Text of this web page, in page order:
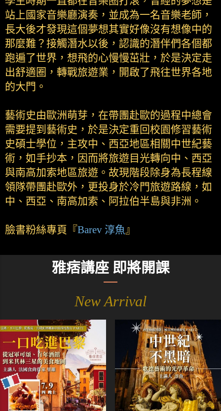
站上國家音樂廳演奏，並成為一名音樂老師，
長大後才發現這個夢想其實好像沒有想像中的
那麼難？接觸潛水以後，認識的潛伴們各個都
跑遍了世界，想飛的心慢慢茁壯，於是決定走
出舒適圈，轉戰旅遊業，開啟了飛往世界各地
的大門。
藝術史由歐洲萌芽，在帶團赴歐的過程中總會
需要提到藝術史，於是決定重回校園修習藝術
史碩士學位，主攻中、西亞地區相關中世紀藝
術，如手抄本，因而將旅遊目光轉向中、西亞
與南高加索地區旅遊。故現階段除身為長程線
領隊帶團赴歐外，更投身於冷門旅遊路線，如
中、西亞、南高加索、阿拉伯半島與非洲。
臉書粉絲專頁『Barev 淳魚』
雅痞講座 即將開課
New Arrival